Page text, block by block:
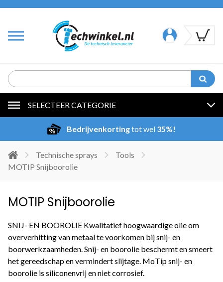
SELECTEER CATEGORIE
Bedrijvenkortingtot wel 35%!
Technische sprays
Tools
MOTIP Snijboorolie
MOTIP Snijboorolie
SNIJ- EN BOOROLIE Kwalitatief hoogwaardige olie om
oververhitting van metaal te voorkomen bij snij- en
boorwerkzaamheden. Snij- en boorolie beschermt en smeert
het gereedschap en vermindert slijtage. MoTip snij- en
boorolie is siliconenvrij en niet corrosief.